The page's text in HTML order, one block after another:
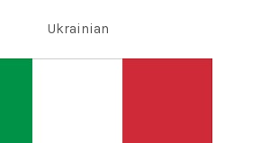
Ukrainian